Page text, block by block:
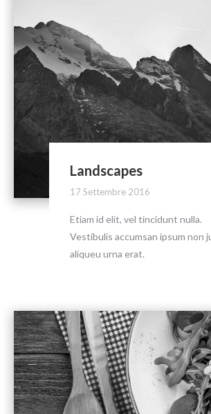
Landscapes
17 Settembre 2016
Etiam id elit, vel tincidunt nulla.
Vestibulis accumsan ipsum non
aliqueu urna erat.